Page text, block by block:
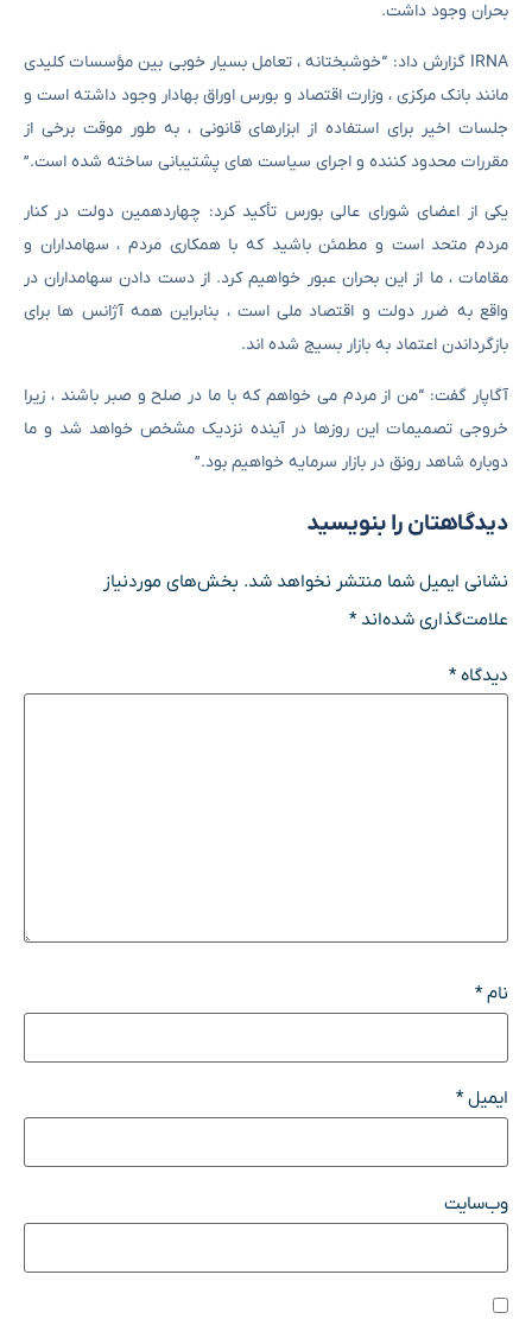
بحران وجود داشت.
IRNA گزارش داد: “خوشبختانه ، تعامل بسیار خوبی بین مؤسسات کلیدی
مانند بانک مرکزی ، وزارت اقتصاد و بورس اوراق بهادار وجود داشته است و
جلسات اخیر برای استفاده از ابزارهای قانونی ، به طور موقت برخی از
مقررات محدود کننده و اجرای سیاست های پشتیبانی ساخته شده است.”
یکی از اعضای شورای عالی بورس تأکید کرد: چهاردهمین دولت در کنار
مردم متحد است و مطمئن باشید که با همکاری مردم ، سهامداران و
مقامات ، ما از این بحران عبور خواهیم کرد. از دست دادن سهامداران در
واقع به ضرر دولت و اقتصاد ملی است ، بنابراین همه آژانس ها برای
بازگرداندن اعتماد به بازار بسیج شده اند.
آگاپار گفت: “من از مردم می خواهم که با ما در صلح و صبر باشند ، زیرا
خروجی تصمیمات این روزها در آینده نزدیک مشخص خواهد شد و ما
دوباره شاهد رونق در بازار سرمایه خواهیم بود.”
دیدگاهتان را بنویسید
نشانی ایمیل شما منتشر نخواهد شد. بخش‌های موردنیاز
علامت‌گذاری شده‌اند*
دیدگاه*
نام*
ایمیل*
وب‌سایت